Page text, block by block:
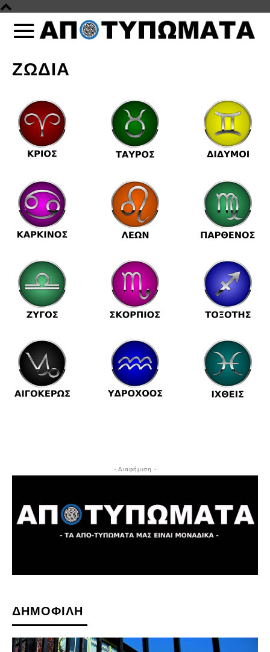
ΖΩΔΙΑ
- Διαφήμιση -
ΔΗΜΟΦΙΛΗ